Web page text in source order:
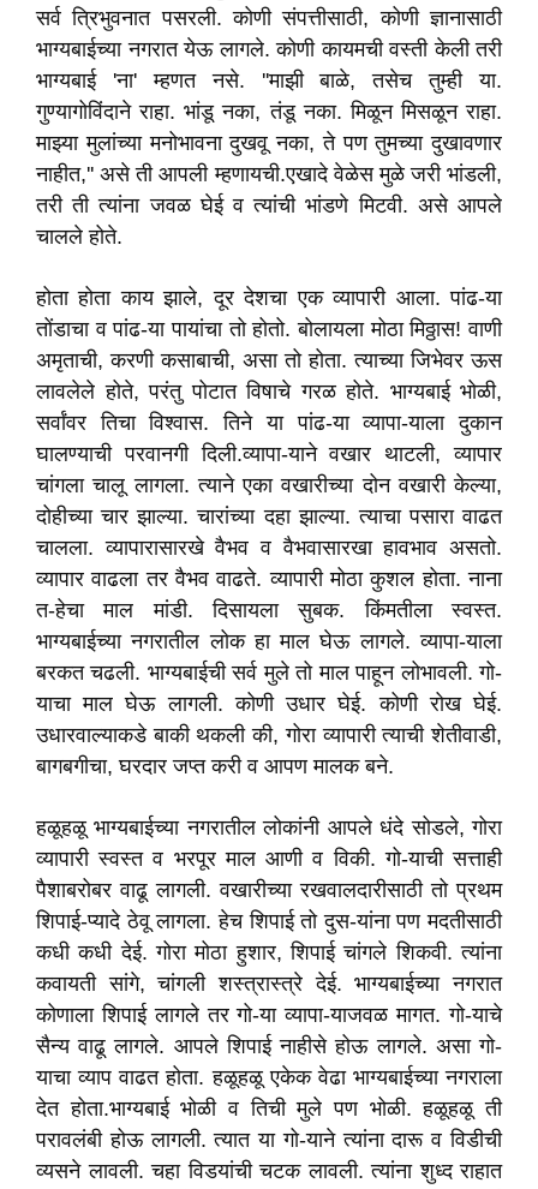
सर्व त्रिभुवनात पसरली. कोणी संपत्तीसाठी,कोणी ज्ञानासाठी
भाग्यबाईच्या नगरात येऊ लागले. कोणी कायमची वस्ती केली तरी
भाग्यबाई 'ना'म्हणत नसे. ''माझी बाळे,तसेच तुम्ही या.
गुण्यागोविंदाने राहा. भांडू नका,तंडू नका. मिळून मिसळून राहा.
माझ्या मुलांच्या मनोभावना दुखवू नका,ते पण तुमच्या दुखावणार
नाहीत,''असे ती आपली म्हणायची.एखादे वेळेस मुळे जरी भांडली,
तरी ती त्यांना जवळ घेई व त्यांची भांडणे मिटवी. असे आपले
चालले होते.
होता होता काय झाले,दूर देशचा एक व्यापारी आला. पांढ-या
तोंडाचा व पांढ-या पायांचा तो होतो. बोलायला मोठा मिठ्ठास! वाणी
अमृताची,करणी कसाबाची, असा तो होता. त्याच्या जिभेवर ऊस
लावलेले होते,परंतु पोटात विषाचे गरळ होते. भाग्यबाई भोळी,
सर्वांवर तिचा विश्वास. तिने या पांढ-या व्यापा-याला दुकान
घालण्याची परवानगी दिली.व्यापा-याने वखार थाटली,व्यापार
चांगला चालू लागला. त्याने एका वखारीच्या दोन वखारी केल्या,
दोहीच्या चार झाल्या. चारांच्या दहा झाल्या. त्याचा पसारा वाढत
चालला. व्यापारासारखे वैभव व वैभवासारखा हावभाव असतो.
व्यापार वाढला तर वैभव वाढते. व्यापारी मोठा कुशल होता. नाना
त-हेचा माल मांडी. दिसायला सुबक. किंमतीला स्वस्त.
भाग्यबाईच्या नगरातील लोक हा माल घेऊ लागले. व्यापा-याला
बरकत चढली. भाग्यबाईची सर्व मुले तो माल पाहून लोभावली. गो-
याचा माल घेऊ लागली. कोणी उधार घेई. कोणी रोख घेई.
उधारवाल्याकडे बाकी थकली की,गोरा व्यापारी त्याची शेतीवाडी,
बागबगीचा,घरदार जप्त करी व आपण मालक बने.
हळूहळू भाग्यबाईच्या नगरातील लोकांनी आपले धंदे सोडले,गोरा
व्यापारी स्वस्त व भरपूर माल आणी व विकी. गो-याची सत्ताही
पैशाबरोबर वाढू लागली. वखारीच्या रखवालदारीसाठी तो प्रथम
शिपाई-प्यादे ठेवू लागला. हेच शिपाई तो दुस-यांना पण मदतीसाठी
कधी कधी देई. गोरा मोठा हुशार,शिपाई चांगले शिकवी. त्यांना
कवायती सांगे,चांगली शस्त्रास्त्रे देई. भाग्यबाईच्या नगरात
कोणाला शिपाई लागले तर गो-या व्यापा-याजवळ मागत. गो-याचे
सैन्य वाढू लागले. आपले शिपाई नाहीसे होऊ लागले. असा गो-
याचा व्याप वाढत होता. हळूहळू एकेक वेढा भाग्यबाईच्या नगराला
देत होता.भाग्यबाई भोळी व तिची मुले पण भोळी. हळूहळू ती
परावलंबी होऊ लागली. त्यात या गो-याने त्यांना दारू व विडीची
व्यसने लावली. चहा विडयांची चटक लावली. त्यांना शुध्द राहात